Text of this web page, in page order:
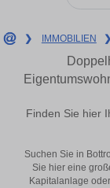
❯ IMMOBILIEN ❯
Finden Sie hier
Suchen Sie in
Sie hier eine
Kapitalanlage